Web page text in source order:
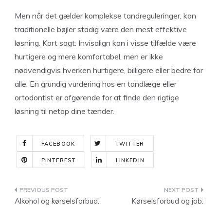
Men når det gælder komplekse tandreguleringer, kan
traditionelle bøjler stadig være den mest effektive
løsning. Kort sagt: Invisalign kan i visse tilfælde være
hurtigere og mere komfortabel, men er ikke
nødvendigvis hverken hurtigere, billigere eller bedre for
alle. En grundig vurdering hos en tandlæge eller
ortodontist er afgørende for at finde den rigtige
løsning til netop dine tænder.
FACEBOOK TWITTER
PINTEREST LINKEDIN
Indlægsnavigation
Alkohol og kørselsforbud:
Kørselsforbud og job: